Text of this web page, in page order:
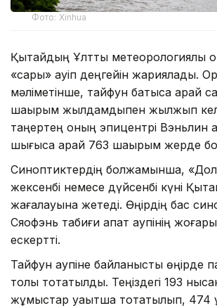
Фото: Xinhua
Қытайдың Ұлттық метеорологиялық
«сары» қауіп деңгейін жариялады.
мәліметінше, тайфун батысқа қарай
шақырым жылдамдықпен жылжып
таңертең оның эпицентрі Вэньлин
шығысқа қарай 763 шақырым жерде
Синоптиктердің болжамынша,
жексенбі немесе дүйсенбі күні
жағалауына жетеді. Өңірдің бас
Сяофэнь табиғи апат қаупінің
ескертті.
Тайфун қаупіне байланысты өңірде
толық тоқтатылды. Теңіздегі 193
жұмыстар уақытша тоқтатылып, 474